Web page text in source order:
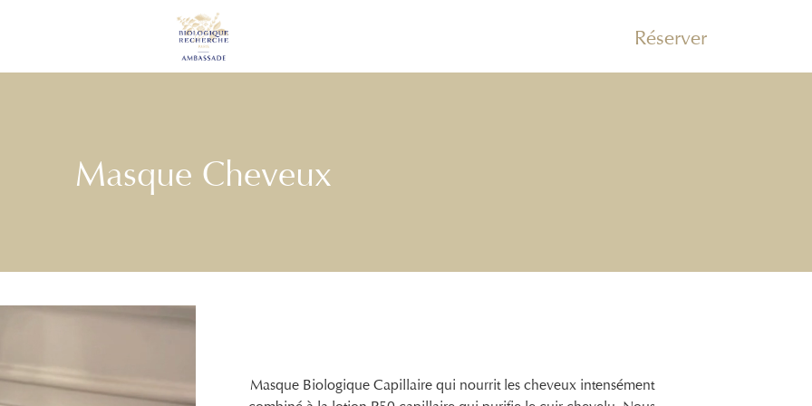
Réserver
Masque Cheveux
Masque Biologique Capillaire qui nourrit les cheveux intensément